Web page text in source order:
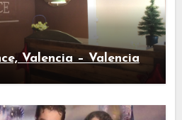
Valencia – Valencia